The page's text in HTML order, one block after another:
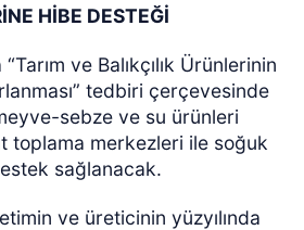
HİBE DESTEĞİ
ve Balıkçılık Ürünlerinin
tedbiri çerçevesinde
sebze ve su ürünleri
toplama merkezleri ile soğuk
sağlanacak.
ve üreticinin yüzyılında